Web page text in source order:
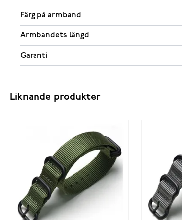
Färg på armband
Armbandets längd
Garanti
Liknande produkter